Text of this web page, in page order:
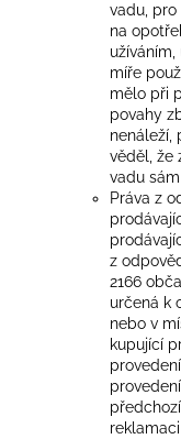
vadu, pro
na
míře
mělo při
povahy
nenáleží,
věděl, že
vadu
Práva z
z
2166
určená k
nebo v
kupující